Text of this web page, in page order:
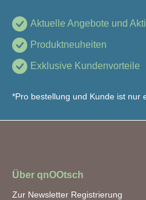
Aktuelle Angebote und
Produktneuheiten
Exklusive Kundenvorteile
*Pro bestellung und Kunde ist nur
Über qnOOtsch
Zur Newsletter Registrierung